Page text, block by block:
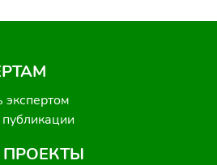
экспертом